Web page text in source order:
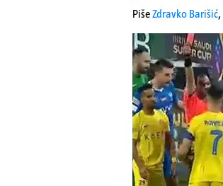
PišeZdravko Barišić,